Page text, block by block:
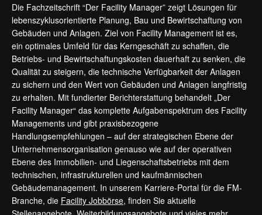
Die Fachzeitschrift “Der Facility Manager” zeigt Lösungen für
lebenszyklusorientierte Planung, Bau und Bewirtschaftung von
Gebäuden und Anlagen. Ziel von Facility Management ist es,
ein optimales Umfeld für das Kerngeschäft zu schaffen, die
Betriebs- und Bewirtschaftungskosten dauerhaft zu senken, die
Qualität zu steigern, die technische Verfügbarkeit der Anlagen
zu sichern und den Wert von Gebäuden und Anlagen langfristig
zu erhalten. Mit fundierter Berichterstattung behandelt „Der
Facility Manager“ das komplette Aufgabenspektrum des Facility
Managements und gibt praxisbezogene
Handlungsempfehlungen – auf der strategischen Ebene der
Unternehmensorganisation genauso wie auf der operativen
Ebene des Immobilien- und Liegenschaftsbetriebs mit dem
technischen, infrastrukturellen und kaufmännischen
Gebäudemanagement. In unserem Karriere-Portal für die FM-
Branche, die Facility Jobbörse, finden Sie aktuelle